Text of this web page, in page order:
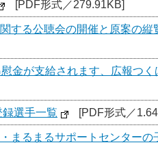
[PDF形式／279.91KB]
する公聴会の開催と原案の
金が支給されます、広報つ
録選手一覧 [PDF形式／
まるまるサポートセンター